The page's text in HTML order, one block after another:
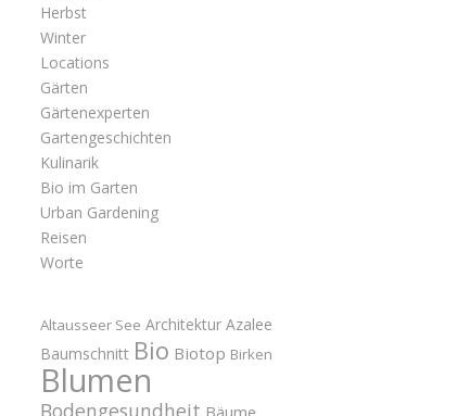
Herbst
Winter
Locations
Gärten
Gärtenexperten
Gartengeschichten
Kulinarik
Bio im Garten
Urban Gardening
Reisen
Worte
Altausseer See Architektur Azalee
Baumschnitt Bio Biotop Birken
Blumen
Bodengesundheit Bäume